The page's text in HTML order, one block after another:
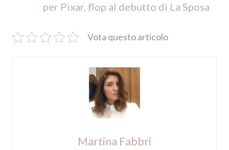
per Pixar, flop al debutto di La Sposa
Vota questo articolo
Martina Fabbri